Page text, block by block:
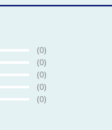
(0)
(0)
(0)
(0)
(0)